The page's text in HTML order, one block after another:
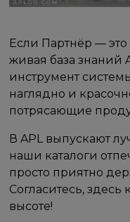
Если Партнёр —
живая база знаний
инструмент
наглядно и
потрясающие
В APL выпускают
наши каталоги
просто приятно
Согласитесь, здесь
высоте!